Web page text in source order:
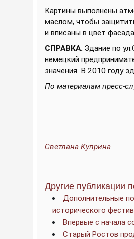
Картины выполнены
маслом, чтобы
и вписаны в цвет
СПРАВКА. Здание по
немецкий
значения. В 2010 году
По материалам пресс-
Светлана Куприна
Другие публикации
Дополнительные
исторического
Впервые с начала
Старый Ростов